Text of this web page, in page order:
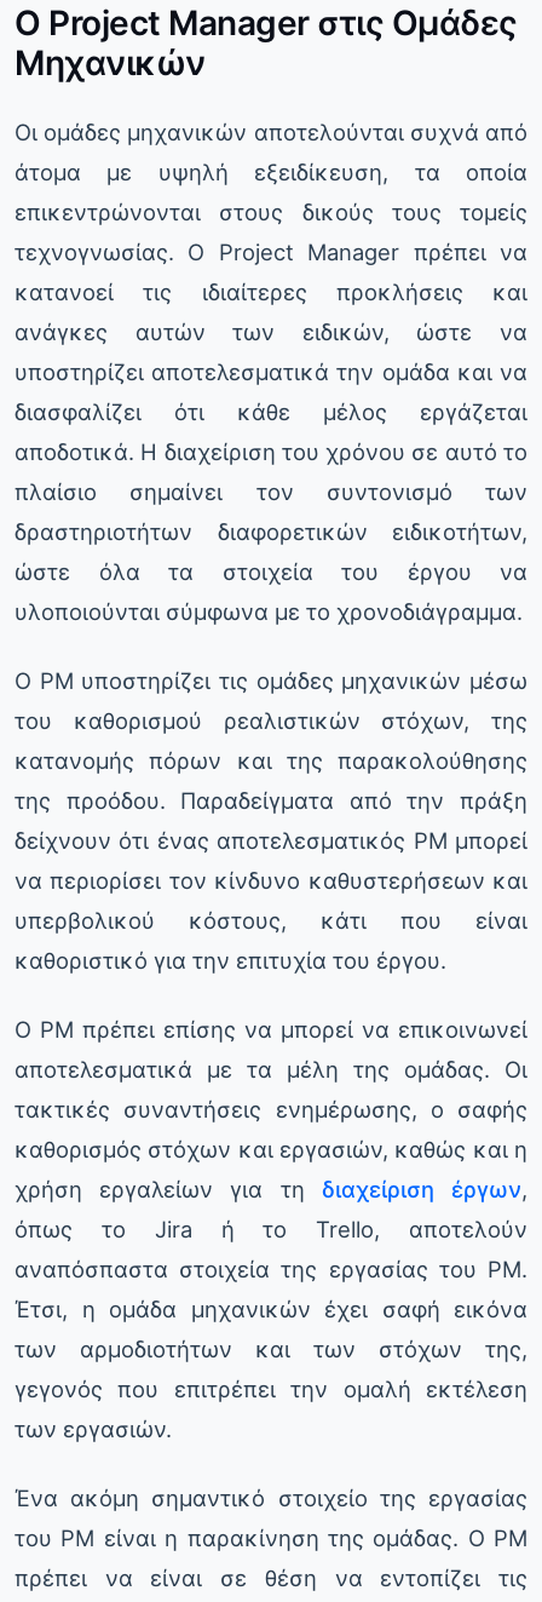
Ο Project Manager στις Ομάδες
Μηχανικών
Οι ομάδες μηχανικών αποτελούνται συχνά από
άτομα με υψηλή εξειδίκευση, τα οποία
επικεντρώνονται στους δικούς τους τομείς
τεχνογνωσίας. Ο Project Manager πρέπει να
κατανοεί τις ιδιαίτερες προκλήσεις και
ανάγκες αυτών των ειδικών, ώστε να
υποστηρίζει αποτελεσματικά την ομάδα και να
διασφαλίζει ότι κάθε μέλος εργάζεται
αποδοτικά. Η διαχείριση του χρόνου σε αυτό το
πλαίσιο σημαίνει τον συντονισμό των
δραστηριοτήτων διαφορετικών ειδικοτήτων,
ώστε όλα τα στοιχεία του έργου να
υλοποιούνται σύμφωνα με το χρονοδιάγραμμα.
Ο PM υποστηρίζει τις ομάδες μηχανικών μέσω
του καθορισμού ρεαλιστικών στόχων, της
κατανομής πόρων και της παρακολούθησης
της προόδου. Παραδείγματα από την πράξη
δείχνουν ότι ένας αποτελεσματικός PM μπορεί
να περιορίσει τον κίνδυνο καθυστερήσεων και
υπερβολικού κόστους, κάτι που είναι
καθοριστικό για την επιτυχία του έργου.
Ο PM πρέπει επίσης να μπορεί να επικοινωνεί
αποτελεσματικά με τα μέλη της ομάδας. Οι
τακτικές συναντήσεις ενημέρωσης, ο σαφής
καθορισμός στόχων και εργασιών, καθώς και η
χρήση εργαλείων για τη διαχείριση έργων,
όπως το Jira ή το Trello, αποτελούν
αναπόσπαστα στοιχεία της εργασίας του PM.
Έτσι, η ομάδα μηχανικών έχει σαφή εικόνα
των αρμοδιοτήτων και των στόχων της,
γεγονός που επιτρέπει την ομαλή εκτέλεση
των εργασιών.
Ένα ακόμη σημαντικό στοιχείο της εργασίας
του PM είναι η παρακίνηση της ομάδας. Ο PM
πρέπει να είναι σε θέση να εντοπίζει τις